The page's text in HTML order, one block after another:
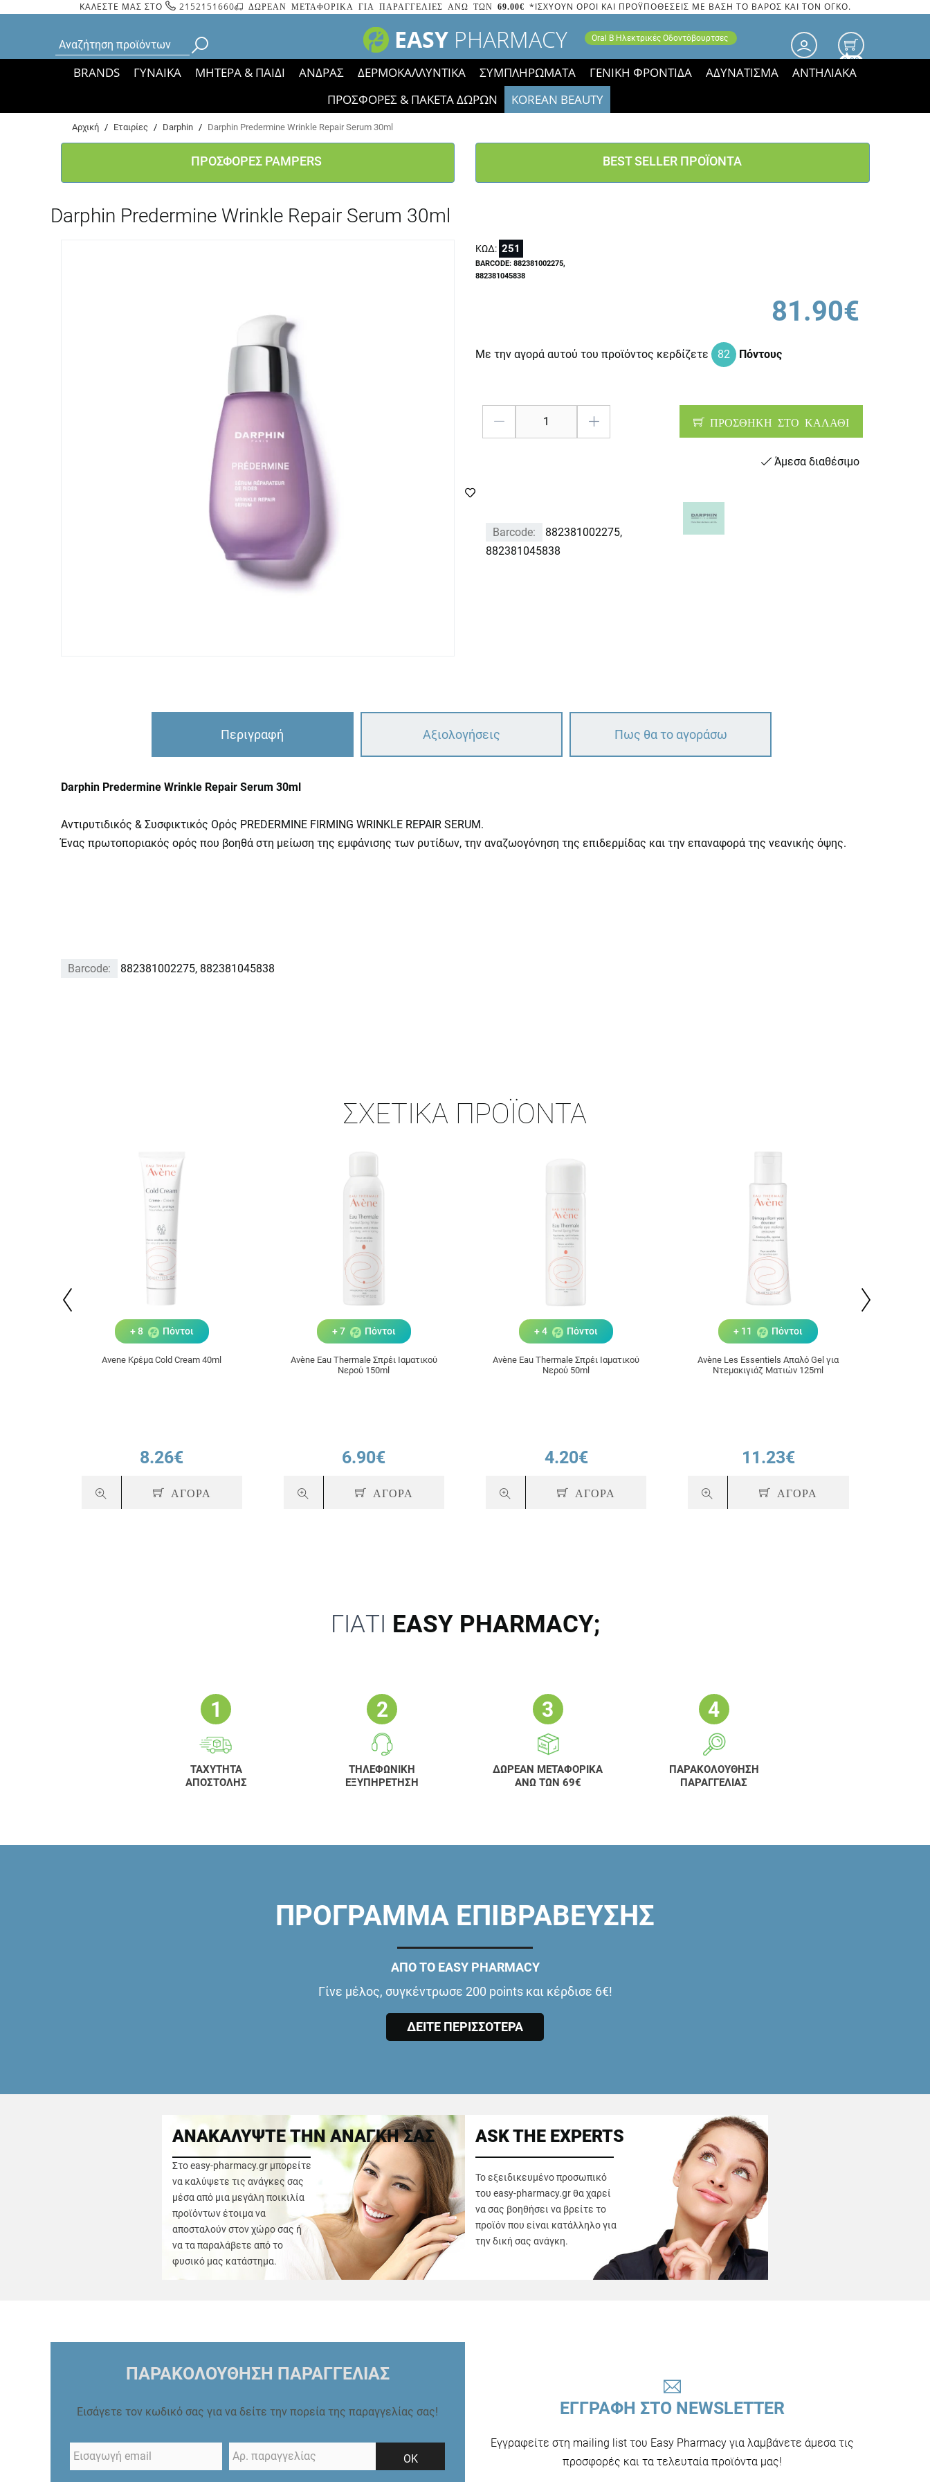
ΚΑΛΕΣΤΕ ΜΑΣ ΣΤΟ 2152151660 ΔΩΡΕΑΝ ΜΕΤΑΦΟΡΙΚΑ ΓΙΑ ΠΑΡΑΓΓΕΛΙΕΣ ΑΝΩ ΤΩΝ 69.00€ *ΙΣΧΥΟΥΝ ΟΡΟΙ ΚΑΙ ΠΡΟΫΠΟΘΕΣΕΙΣ ΜΕ ΒΑΣΗ ΤΟ ΒΑΡΟΣ ΚΑΙ ΤΟΝ ΟΓΚΟ.
EASY PHARMACY Oral B Ηλεκτρικές Οδοντόβουρτσες
0.00
BRANDS ΓΥΝΑΙΚΑ ΜΗΤΕΡΑ & ΠΑΙΔΙ ΑΝΔΡΑΣ ΔΕΡΜΟΚΑΛΛΥΝΤΙΚΑ ΣΥΜΠΛΗΡΩΜΑΤΑ ΓΕΝΙΚΗ ΦΡΟΝΤΙΔΑ ΑΔΥΝΑΤΙΣΜΑ
ΑΝΤΗΛΙΑΚΑ
ΠΡΟΣΦΟΡΕΣ & ΠΑΚΕΤΑ ΔΩΡΩΝ
KOREAN BEAUTY
Bάσει ΦΕΚ 35935/2023 τα εικονίδια των εκπτώσεων έφυγαν, οι χαμηλές μας τιμές ΠΑΡΑΜΕΝΟΥΝ!
Αρχική / Εταιρίες / Darphin / Darphin Predermine Wrinkle Repair Serum 30ml
ΠΡΟΣΦΟΡΕΣ PAMPERS BEST SELLER ΠΡΟΪΟΝΤΑ
Darphin Predermine Wrinkle Repair Serum 30ml
ΚΩΔ: 251
BARCODE: 882381002275,
882381045838
81.90€
Με την αγορά αυτού του προϊόντος κερδίζετε 82 Πόντους
ΠΡΟΣΘΗΚΗ ΣΤΟ ΚΑΛΑΘΙ
Άμεσα διαθέσιμο
Barcode:
882381002275,
882381045838
Περιγραφή Αξιολογήσεις Πως θα το αγοράσω
Darphin Predermine Wrinkle Repair Serum 30ml
Αντιρυτιδικός & Συσφικτικός Ορός PREDERMINE FIRMING WRINKLE REPAIR SERUM.
Ένας πρωτοποριακός ορός που βοηθά στη μείωση της εμφάνισης των ρυτίδων, την αναζωογόνηση της επιδερμίδας και την επαναφορά της νεανικής όψης.
Barcode: 882381002275, 882381045838
ΣΧΕΤΙΚΆ ΠΡΟΪΌΝΤΑ
+ 8 Πόντοι
Avene Κρέμα Cold Cream 40ml
8.26€
ΑΓΟΡΑ
+ 7 Πόντοι
Avène Eau Thermale Σπρέι Ιαματικού
Νερού 150ml
6.90€
ΑΓΟΡΑ
+ 4 Πόντοι
Avène Eau Thermale Σπρέι Ιαματικού
Νερού 50ml
4.20€
ΑΓΟΡΑ
+ 11 Πόντοι
Avène Les Essentiels Απαλό Gel για
Ντεμακιγιάζ Ματιών 125ml
11.23€
ΑΓΟΡΑ
ΓΙΑΤΙ EASY PHARMACY;
ΤΑΧΥΤΗΤΑ
ΑΠΟΣΤΟΛΗΣ
ΤΗΛΕΦΩΝΙΚΗ
ΕΞΥΠΗΡΕΤΗΣΗ
ΔΩΡΕΑΝ ΜΕΤΑΦΟΡΙΚΑ
ΑΝΩ ΤΩΝ 69€
ΠΑΡΑΚΟΛΟΥΘΗΣΗ
ΠΑΡΑΓΓΕΛΙΑΣ
ΠΡΟΓΡΑΜΜΑ ΕΠΙΒΡΑΒΕΥΣΗΣ
ΑΠΟ ΤΟ EASY PHARMACY
Γίνε μέλος, συγκέντρωσε 200 points και κέρδισε 6€!
ΔΕΙΤΕ ΠΕΡΙΣΣΟΤΕΡΑ
ΑΝΑΚΑΛΥΨΤΕ ΤΗΝ ΑΝΑΓΚΗ ΣΑΣ
Στο easy-pharmacy.gr μπορείτε
να καλύψετε τις ανάγκες σας
μέσα από μια μεγάλη ποικιλία
προϊόντων έτοιμα να
αποσταλούν στον χώρο σας ή
να τα παραλάβετε από το
φυσικό μας κατάστημα.
ASK THE EXPERTS
Το εξειδικευμένο προσωπικό
του easy-pharmacy.gr θα χαρεί
να σας βοηθήσει να βρείτε το
προϊόν που είναι κατάλληλο για
την δική σας ανάγκη.
ΠΑΡΑΚΟΛΟΥΘΗΣΗ ΠΑΡΑΓΓΕΛΙΑΣ
Εισάγετε τον κωδικό σας για να δείτε την πορεία της παραγγελίας σας!
ΟΚ
ΕΓΓΡΑΦΗ ΣΤΟ NEWSLETTER
Εγγραφείτε στη mailing list του Easy Pharmacy για λαμβάνετε άμεσα τις
προσφορές και τα τελευταία προϊόντα μας!